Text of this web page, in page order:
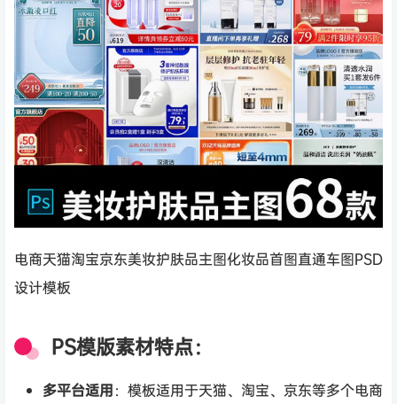
电商天猫淘宝京东美妆护肤品主图化妆品首图直通车图PSD
设计模板
PS模版素材特点：
多平台适用：模板适用于天猫、淘宝、京东等多个电商